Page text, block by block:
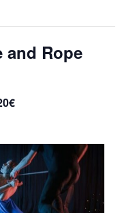
and Rope